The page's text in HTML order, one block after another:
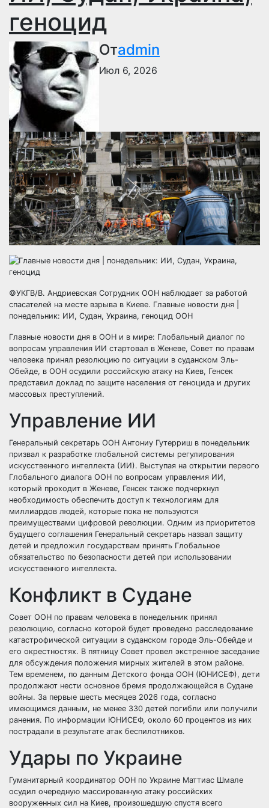
геноцид
Отadmin
Июл 6, 2026
©УКГВ/В. Андриевская Сотрудник ООН наблюдает за работой
спасателей на месте взрыва в Киеве. Главные новости дня |
понедельник: ИИ, Судан, Украина, геноцид ООН
Главные новости дня в ООН и в мире: Глобальный диалог по
вопросам управления ИИ стартовал в Женеве, Совет по правам
человека принял резолюцию по ситуации в суданском Эль-
Обейде, в ООН осудили российскую атаку на Киев, Генсек
представил доклад по защите населения от геноцида и других
массовых преступлений.
Управление ИИ
Генеральный секретарь ООН Антониу Гутерриш в понедельник
призвал к разработке глобальной системы регулирования
искусственного интеллекта (ИИ). Выступая на открытии первого
Глобального диалога ООН по вопросам управления ИИ,
который проходит в Женеве, Генсек также подчеркнул
необходимость обеспечить доступ к технологиям для
миллиардов людей, которые пока не пользуются
преимуществами цифровой революции. Одним из приоритетов
будущего соглашения Генеральный секретарь назвал защиту
детей и предложил государствам принять Глобальное
обязательство по безопасности детей при использовании
искусственного интеллекта.
Конфликт в Судане
Совет ООН по правам человека в понедельник принял
резолюцию, согласно которой будет проведено расследование
катастрофической ситуации в суданском городе Эль-Обейде и
его окрестностях. В пятницу Совет провел экстренное заседание
для обсуждения положения мирных жителей в этом районе.
Тем временем, по данным Детского фонда ООН (ЮНИСЕФ), дети
продолжают нести основное бремя продолжающейся в Судане
войны. За первые шесть месяцев 2026 года, согласно
имеющимся данным, не менее 330 детей погибли или получили
ранения. По информации ЮНИСЕФ, около 60 процентов из них
пострадали в результате атак беспилотников.
Удары по Украине
Гуманитарный координатор ООН по Украине Маттиас Шмале
осудил очередную массированную атаку российских
вооруженных сил на Киев, произошедшую спустя всего